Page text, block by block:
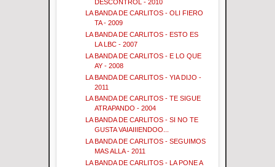
DESCONTROL - 2010
LA BANDA DE CARLITOS - OLI FIERO
TA - 2009
LA BANDA DE CARLITOS - ESTO ES
LA LBC - 2007
LA BANDA DE CARLITOS - E LO QUE
AY - 2008
LA BANDA DE CARLITOS - YIA DIJO -
2011
LA BANDA DE CARLITOS - TE SIGUE
ATRAPANDO - 2004
LA BANDA DE CARLITOS - SI NO TE
GUSTA VAIAIIIENDOO...
LA BANDA DE CARLITOS - SEGUIMOS
MAS ALLA - 2011
LA BANDA DE CARLITOS - LA PONE A